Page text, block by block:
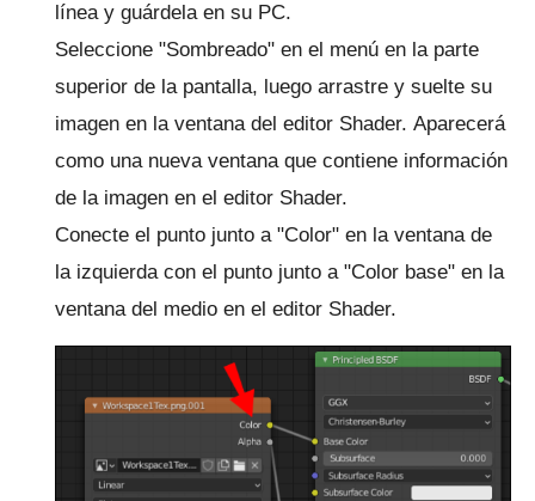
línea y guárdela en su PC.
Seleccione "Sombreado" en el menú en la parte
superior de la pantalla, luego arrastre y suelte su
imagen en la ventana del editor Shader. Aparecerá
como una nueva ventana que contiene información
de la imagen en el editor Shader.
Conecte el punto junto a "Color" en la ventana de
la izquierda con el punto junto a "Color base" en la
ventana del medio en el editor Shader.